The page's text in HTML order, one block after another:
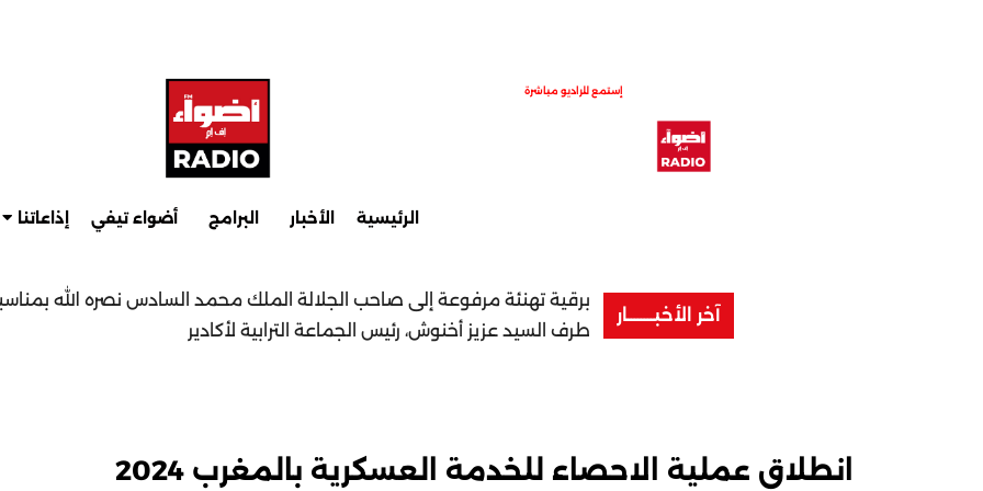
إستمع للراديو مباشرة
الرئيسية الأخبار البرامج أضواء تيفي إذاعاتنا
آخر الأخبــــــــار
برقية تهنئة مرفوعة إلى صاحب الجلالة الملك محمد السادس نصره الله
طرف السيد عزيز أخنوش، رئيس الجماعة الترابية لأكادير
انطلاق عملية الاحصاء للخدمة العسكرية بالمغرب 2024